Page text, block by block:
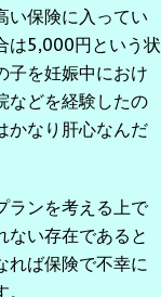
い保険に入ってい
は5,000円という状
子を妊娠中におけ
などを経験したの
かなり肝心なんだ
ランを考える上で
ない存在であると
れば保険で不幸に